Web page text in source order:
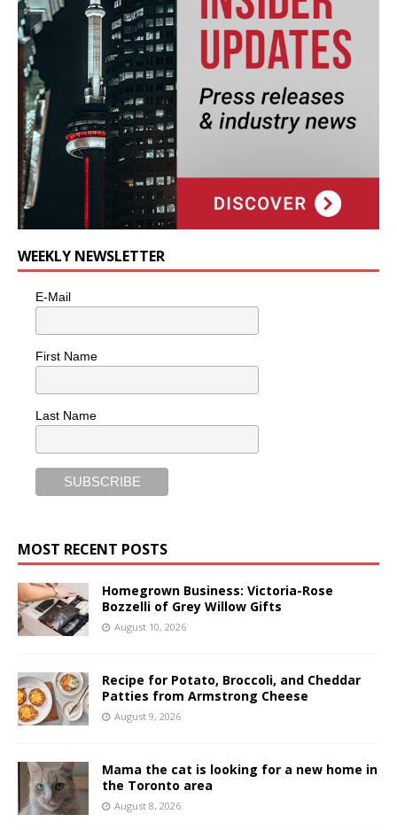
WEEKLY NEWSLETTER
E-Mail
First Name
Last Name
MOST RECENT POSTS
Homegrown Business: Victoria-Rose
Bozzelli of Grey Willow Gifts
August 10, 2026
Recipe for Potato, Broccoli, and Cheddar
Patties from Armstrong Cheese
August 9, 2026
Mama the cat is looking for a new home in
the Toronto area
August 8, 2026